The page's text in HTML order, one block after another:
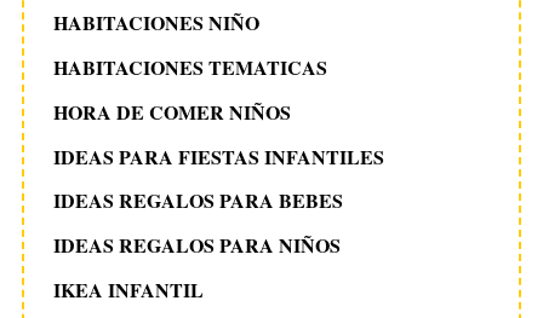
HABITACIONES NIÑO
HABITACIONES TEMATICAS
HORA DE COMER NIÑOS
IDEAS PARA FIESTAS INFANTILES
IDEAS REGALOS PARA BEBES
IDEAS REGALOS PARA NIÑOS
IKEA INFANTIL